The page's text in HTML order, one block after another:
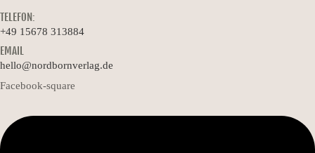
TELEFON:
+49 15678 313884
EMAIL
hello@nordbornverlag.de
Facebook-square